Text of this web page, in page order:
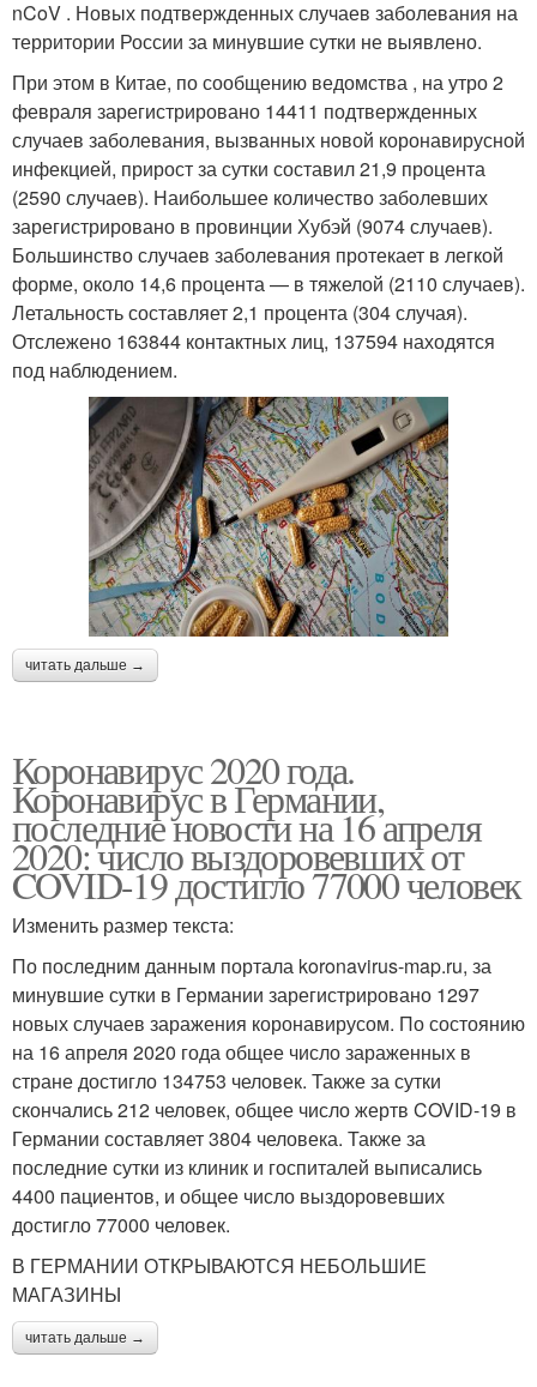
nCoV . Новых подтвержденных случаев заболевания на
территории России за минувшие сутки не выявлено.
При этом в Китае, по сообщению ведомства , на утро 2
февраля зарегистрировано 14411 подтвержденных
случаев заболевания, вызванных новой коронавирусной
инфекцией, прирост за сутки составил 21,9 процента
(2590 случаев). Наибольшее количество заболевших
зарегистрировано в провинции Хубэй (9074 случаев).
Большинство случаев заболевания протекает в легкой
форме, около 14,6 процента — в тяжелой (2110 случаев).
Летальность составляет 2,1 процента (304 случая).
Отслежено 163844 контактных лиц, 137594 находятся
под наблюдением.
читать дальше →
Коронавирус 2020 года.
Коронавирус в Германии,
последние новости на 16 апреля
2020: число выздоровевших от
COVID-19 достигло 77000 человек
Изменить размер текста:
По последним данным портала koronavirus-map.ru, за
минувшие сутки в Германии зарегистрировано 1297
новых случаев заражения коронавирусом. По состоянию
на 16 апреля 2020 года общее число зараженных в
стране достигло 134753 человек. Также за сутки
скончались 212 человек, общее число жертв COVID-19 в
Германии составляет 3804 человека. Также за
последние сутки из клиник и госпиталей выписались
4400 пациентов, и общее число выздоровевших
достигло 77000 человек.
В ГЕРМАНИИ ОТКРЫВАЮТСЯ НЕБОЛЬШИЕ
МАГАЗИНЫ
читать дальше →